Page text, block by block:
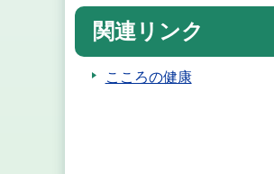
関連リンク
こころの健康